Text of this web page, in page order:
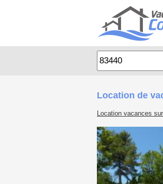
Location de
Location vacances